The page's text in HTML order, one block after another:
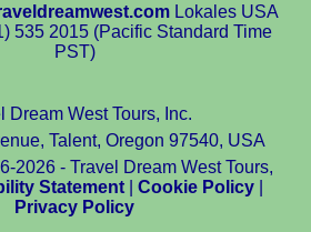
Lokales USA
535 2015 (Pacific Standard Time
PST)
Dream West Tours, Inc.
Talent, Oregon 97540, USA
2026 - Travel Dream West Tours,
Statement |Cookie Policy
Privacy Policy